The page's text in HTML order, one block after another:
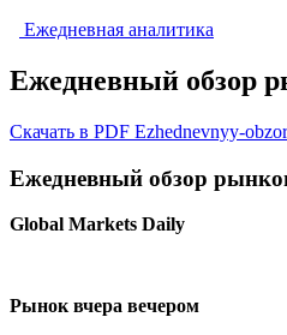
Ежедневная аналитика
Ежедневный обзор
Скачать в PDF Ezhednevnyy-
Ежедневный обзор
Global Markets Daily
Рынок вчера вечером